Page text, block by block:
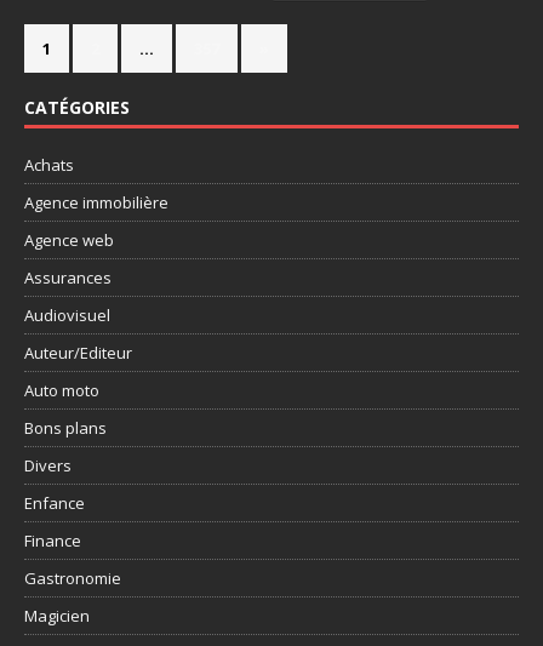
1 …
CATÉGORIES
Achats
Agence immobilière
Agence web
Assurances
Audiovisuel
Auteur/Editeur
Auto moto
Bons plans
Divers
Enfance
Finance
Gastronomie
Magicien